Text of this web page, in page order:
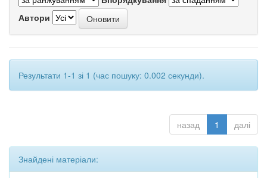
Автори
Результати 1-1 зі 1 (час пошуку: 0.002 секунди).
назад 1 далі
Знайдені матеріали: